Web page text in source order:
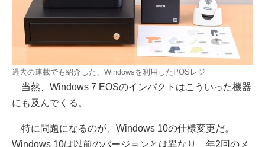
過去の連載でも紹介した、Windowsを利用したPOSレジ
当然、Windows 7 EOSのインパクトはこういった機器
にも及んでくる。
特に問題になるのが、Windows 10の仕様変更だ。
Windows 10は以前のバージョンとは異なり、年2回のメ